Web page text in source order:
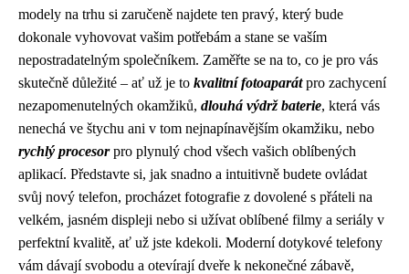
modely na trhu si zaručeně najdete ten pravý, který bude
dokonale vyhovovat vašim potřebám a stane se vaším
nepostradatelným společníkem. Zaměřte se na to, co je pro vás
skutečně důležité – ať už je to kvalitní fotoaparátpro zachycení
nezapomenutelných okamžiků, dlouhá výdrž baterie, která vás
nenechá ve štychu ani v tom nejnapínavějším okamžiku, nebo
rychlý procesorpro plynulý chod všech vašich oblíbených
aplikací. Představte si, jak snadno a intuitivně budete ovládat
svůj nový telefon, procházet fotografie z dovolené s přáteli na
velkém, jasném displeji nebo si užívat oblíbené filmy a seriály v
perfektní kvalitě, ať už jste kdekoli. Moderní dotykové telefony
vám dávají svobodu a otevírají dveře k nekonečné zábavě,